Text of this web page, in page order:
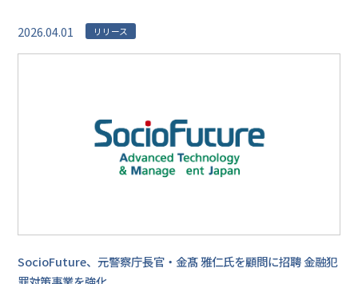
2026.04.01 リリース
SocioFuture、元警察庁長官・金髙 雅仁氏を顧問に招聘 金融犯